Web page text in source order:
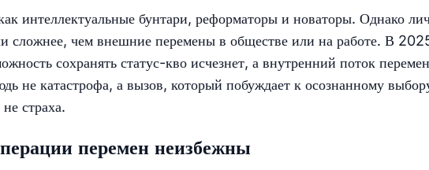
интеллектуальные бунтари, реформаторы и новаторы. Однако
сложнее, чем внешние перемены в обществе или на работе. В
сохранять статус-кво исчезнет, а внутренний поток перемен
не катастрофа, а вызов, который побуждает к осознанному
страха.
перемен неизбежны